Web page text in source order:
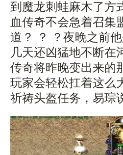
到魔龙刺蛙麻木了方
血传奇不会急着召集
道？ ？ ？夜晚之前
几天还凶猛地不断在
传奇将昨晚变出来的
玩家会轻松扛着这么
祈祷头盔任务，易琮